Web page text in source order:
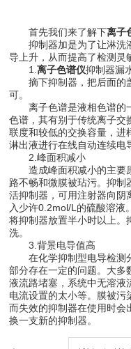
首先我们来了解下离子
抑制器加是为了让淋洗
导上升，从而提高了检测灵
1.离子色谱仪抑制器漏
摘下抑制器，把后面的
可。
离子色谱是液相色谱的
色谱，其有别于传统离子交
联度和较低的交换容量，进
淋出液进行在线自动连续电
2.峰面积减小
造成峰面积减小的主要
路不畅和微膜被玷污。抑制
活抑制器，可用注射器向阴
入少许0.2mol/L的硫酸溶液
将抑制器放置半小时以上。
洗。
3.背景电导值高
在化学抑制型电导检测
部分存在一定的问题。大多
液流路堵塞，系统中无溶液
电流设置的太小等。膜被
而失效的抑制器在使用时会
换一支新的抑制器。